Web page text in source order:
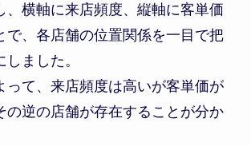
、横軸に来店頻度、縦軸に客単価
で、各店舗の位置関係を一目で把
ました。
って、来店頻度は高いが客単価が
の逆の店舗が存在することが分か